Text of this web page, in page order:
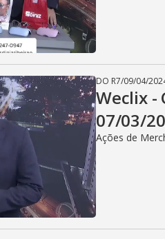
DO R7/09/04/
Weclix -
07/03/
Ações de